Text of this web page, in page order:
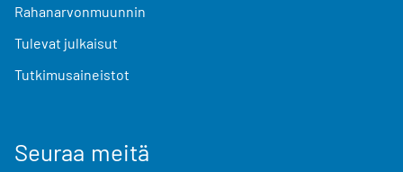
Rahanarvonmuunnin
Tulevat julkaisut
Tutkimusaineistot
Seuraa meitä